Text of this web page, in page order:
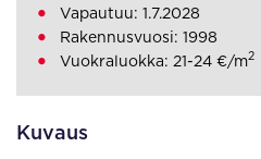
Kuvaus
Vapautuu: 1.7.2028
Rakennusvuosi: 1998
Vuokraluokka: 21-24 €/m2